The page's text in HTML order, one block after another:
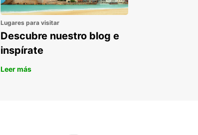
Lugares para visitar
Descubre nuestro blog e
inspírate
Leer más